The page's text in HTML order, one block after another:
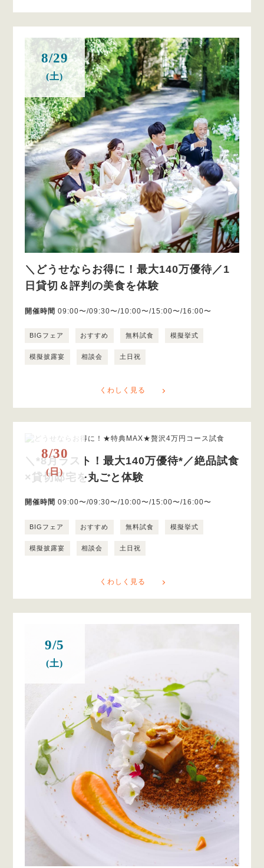
8/29
(土)
＼どうせならお得に！最大140万優待／1
日貸切＆評判の美食を体験
開催時間 09:00〜/09:30〜/10:00〜/15:00〜/16:00〜
BIGフェア おすすめ 無料試食 模擬挙式
模擬披露宴 相談会 土日祝
くわしく見る
8/30
(日)
＼*8月ラスト！最大140万優待*／絶品試食
×貸切邸宅を丸ごと体験
開催時間 09:00〜/09:30〜/10:00〜/15:00〜/16:00〜
BIGフェア おすすめ 無料試食 模擬挙式
模擬披露宴 相談会 土日祝
くわしく見る
9/5
(土)